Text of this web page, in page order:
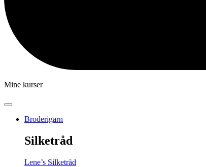
Mine kurser
Broderigarn
Silketråd
Lene’s Silketråd